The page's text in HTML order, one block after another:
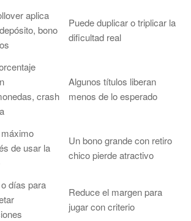
aplica
bono
Puede duplicar o triplicar la
dificultad real
crash
Algunos títulos liberan
menos de lo esperado
de usar la
Un bono grande con retiro
chico pierde atractivo
días para
Reduce el margen para
jugar con criterio